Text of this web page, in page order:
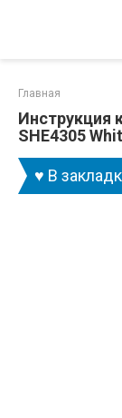
Главная
Инструкция
SHE4305
♥ В